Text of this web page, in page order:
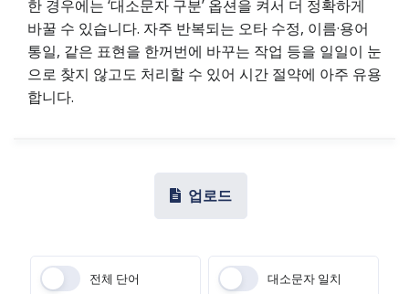
한 경우에는 ‘대소문자 구분’ 옵션을 켜서 더 정확하게
바꿀 수 있습니다. 자주 반복되는 오타 수정, 이름·용어
통일, 같은 표현을 한꺼번에 바꾸는 작업 등을 일일이 눈
으로 찾지 않고도 처리할 수 있어 시간 절약에 아주 유용
합니다.
업로드
전체 단어 대소문자 일치